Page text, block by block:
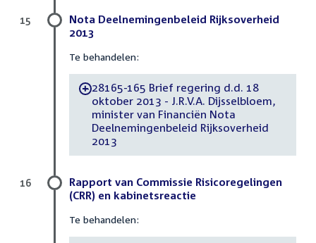
Nota Deelnemingenbeleid Rijksoverheid
2013
Te behandelen:
-28165-165 Brief regering d.d. 18
oktober 2013 - J.R.V.A. Dijsselbloem,
minister van Financiën Nota
Deelnemingenbeleid Rijksoverheid
2013
15
Rapport van Commissie Risicoregelingen
(CRR) en kabinetsreactie
Te behandelen:
16